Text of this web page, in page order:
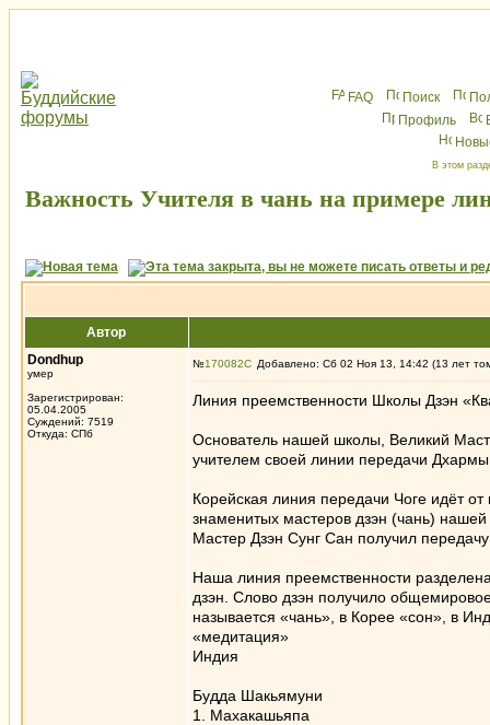
FAQ Поиск
Профиль
В этом
Важность Учителя в чань на примере
Автор
Dondhup
умер
Зарегистрирован:
05.04.2005
Суждений: 7519
Откуда: СПб
№170082 Добавлено: Сб 02 Ноя 13, 14:42 (13 лет
Линия преемственности Школы Дзэн
Основатель нашей школы, Великий
учителем своей линии передачи
Корейская линия передачи Чоге идёт
знаменитых мастеров дзэн (чань)
Мастер Дзэн Сунг Сан получил
Наша линия преемственности
дзэн. Слово дзэн получило
называется «чань», в Корее «сон», в
«медитация»
Индия
Будда Шакьямуни
1. Махакашьяпа